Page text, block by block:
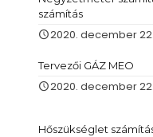
számítás
2020. december 22.
Tervezői GÁZ MEO
2020. december 22.
Hőszükséglet